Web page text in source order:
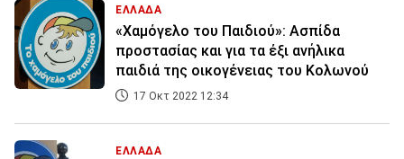
ΕΛΛΑΔΑ
«Χαμόγελο του Παιδιού»: Ασπίδα
προστασίας και για τα έξι ανήλικα
παιδιά της οικογένειας του Κολωνού
17 Οκτ 2022 12:34
ΕΛΛΑΔΑ